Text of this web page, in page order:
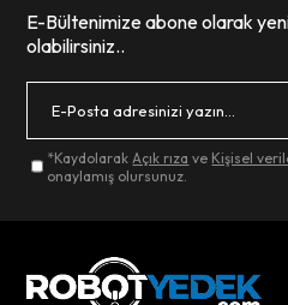
E-Bültenimize abone olarak
olabilirsiniz..
*Kaydolarak Açık rıza ve Kişisel
onaylamış olursunuz.